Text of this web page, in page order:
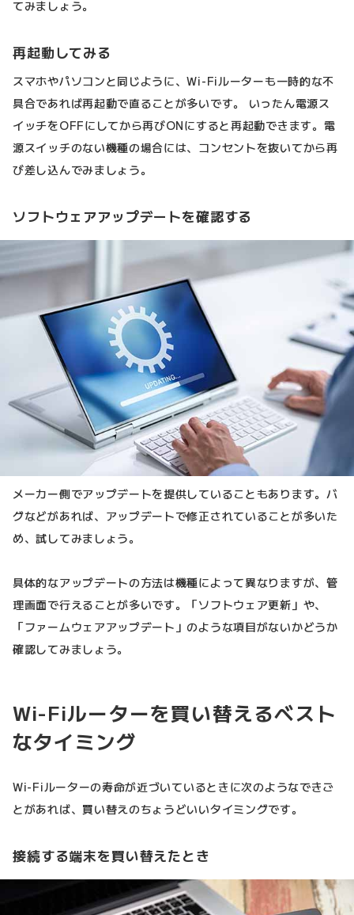
てみましょう。
再起動してみる
スマホやパソコンと同じように、Wi-Fiルーターも一時的な不
具合であれば再起動で直ることが多いです。 いったん電源ス
イッチをOFFにしてから再びONにすると再起動できます。電
源スイッチのない機種の場合には、コンセントを抜いてから再
び差し込んでみましょう。
ソフトウェアアップデートを確認する
メーカー側でアップデートを提供していることもあります。バ
グなどがあれば、アップデートで修正されていることが多いた
め、試してみましょう。
具体的なアップデートの方法は機種によって異なりますが、管
理画面で行えることが多いです。「ソフトウェア更新」や、
「ファームウェアアップデート」のような項目がないかどうか
確認してみましょう。
Wi-Fiルーターを買い替えるベスト
なタイミング
Wi-Fiルーターの寿命が近づいているときに次のようなできご
とがあれば、買い替えのちょうどいいタイミングです。
接続する端末を買い替えたとき